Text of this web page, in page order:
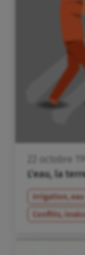
octobre
L’eau, la
Irrigation, eau
Conflits,